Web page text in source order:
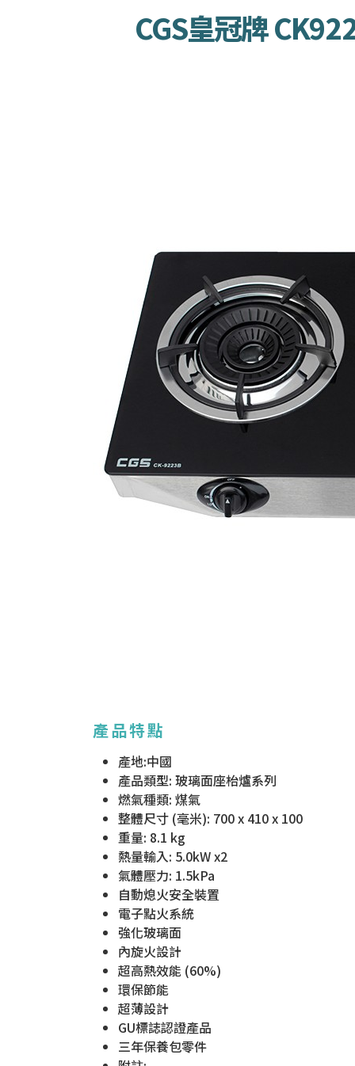
CGS皇冠牌
產品特點
產地:中國
產品類型: 玻璃面座枱爐系列
燃氣種類: 煤氣
整體尺寸 (毫米): 700 x 410 x 100
重量: 8.1 kg
熱量輸入: 5.0kW x2
氣體壓力: 1.5kPa
自動熄火安全裝置
電子點火系統
強化玻璃面
內旋火設計
超高熱效能 (60%)
環保節能
超薄設計
GU標誌認證產品
三年保養包零件